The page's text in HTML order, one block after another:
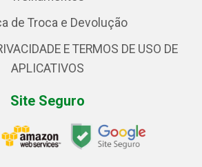
de Troca e Devolução
E TERMOS DE USO DE
APLICATIVOS
Site Seguro